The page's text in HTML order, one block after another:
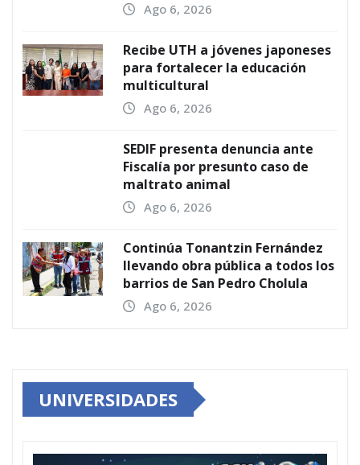
Ago 6, 2026
Recibe UTH a jóvenes japoneses
para fortalecer la educación
multicultural
Ago 6, 2026
SEDIF presenta denuncia ante
Fiscalía por presunto caso de
maltrato animal
Ago 6, 2026
Continúa Tonantzin Fernández
llevando obra pública a todos los
barrios de San Pedro Cholula
Ago 6, 2026
UNIVERSIDADES